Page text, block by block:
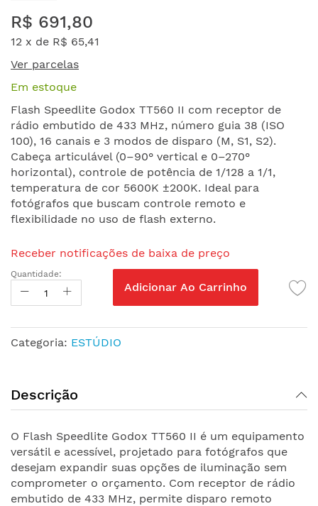
para
o
da
Galeria
imagens
R$ 691,80
12 x de R$ 65,41
Ver parcelas
Em estoque
Flash Speedlite Godox TT560 II com receptor de
rádio embutido de 433 MHz, número guia 38 (ISO
100), 16 canais e 3 modos de disparo (M, S1, S2).
Cabeça articulável (0–90° vertical e 0–270°
horizontal), controle de potência de 1/128 a 1/1,
temperatura de cor 5600K ±200K. Ideal para
fotógrafos que buscam controle remoto e
flexibilidade no uso de flash externo.
Receber notificações de baixa de preço
Quantidade:
Adicionar Ao Carrinho
Categoria: ESTÚDIO
Descrição
O Flash Speedlite Godox TT560 II é um equipamento
versátil e acessível, projetado para fotógrafos que
desejam expandir suas opções de iluminação sem
comprometer o orçamento. Com receptor de rádio
embutido de 433 MHz, permite disparo remoto